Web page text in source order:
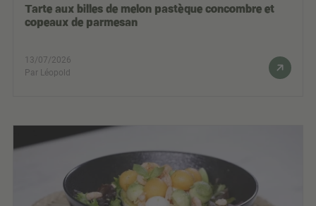
Tarte aux billes de melon pastèque concombre et
copeaux de parmesan
13/07/2026
Par Léopold